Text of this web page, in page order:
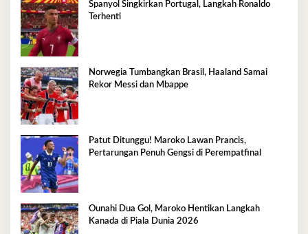
Spanyol Singkirkan Portugal, Langkah Ronaldo
Terhenti
Norwegia Tumbangkan Brasil, Haaland Samai
Rekor Messi dan Mbappe
Patut Ditunggu! Maroko Lawan Prancis,
Pertarungan Penuh Gengsi di Perempatfinal
Ounahi Dua Gol, Maroko Hentikan Langkah
Kanada di Piala Dunia 2026